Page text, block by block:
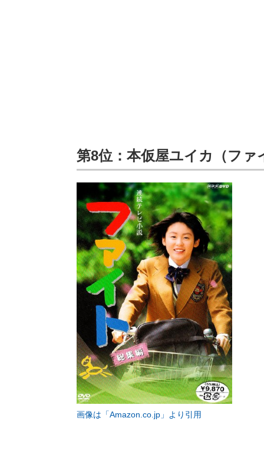
第8位：本仮屋ユイカ（ファ
画像は「Amazon.co.jp」より引用